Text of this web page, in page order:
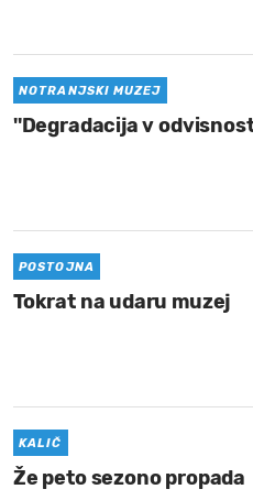
NOTRANJSKI MUZEJ
''Degradacija v
POSTOJNA
Tokrat na udaru muzej
KALIČ
Že peto sezono propada